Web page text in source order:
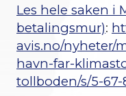
Les hele saken i
betalingsmur):
avis.no/nyheter/
havn-far-
tollboden/s/5-67-